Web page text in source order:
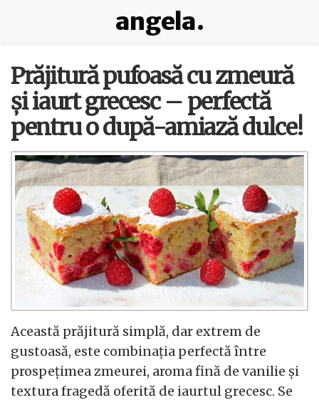
angela.
Prăjitură pufoasă cu zmeură
și iaurt grecesc – perfectă
pentru o după-amiază dulce!
Această prăjitură simplă, dar extrem de
gustoasă, este combinația perfectă între
prospețimea zmeurei, aroma fină de vanilie și
textura fragedă oferită de iaurtul grecesc. Se